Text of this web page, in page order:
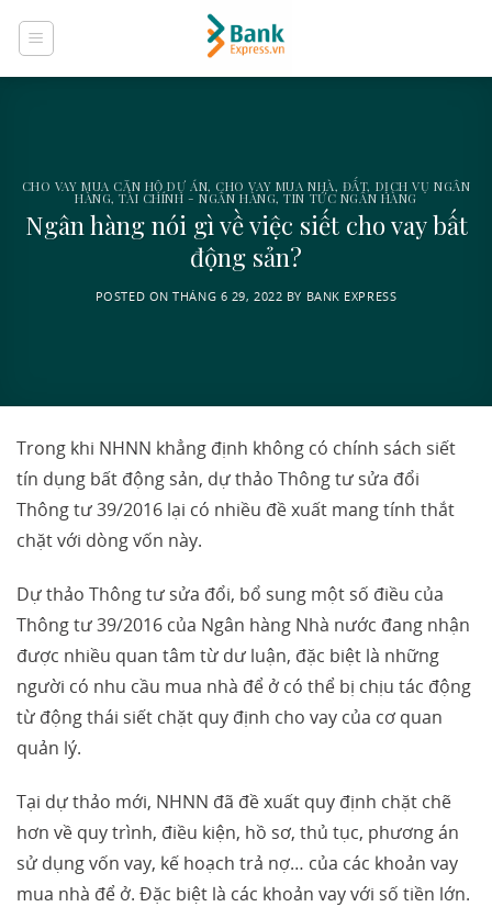
CHO VAY MUA CĂN HỘ DỰ ÁN, CHO VAY MUA NHÀ, ĐẤT, DỊCH VỤ NGÂN
HÀNG,TÀI CHÍNH - NGÂN HÀNG,TIN TỨC NGÂN HÀNG
Ngân hàng nói gì về việc siết cho vay bất
động sản?
POSTED ONTHÁNG 6 29, 2022 BY BANK EXPRESS
Trong khi NHNN khẳng định không có chính sách siết
tín dụng bất động sản, dự thảo Thông tư sửa đổi
Thông tư 39/2016 lại có nhiều đề xuất mang tính thắt
chặt với dòng vốn này.
Dự thảo Thông tư sửa đổi, bổ sung một số điều của
Thông tư 39/2016 của Ngân hàng Nhà nước đang nhận
được nhiều quan tâm từ dư luận, đặc biệt là những
người có nhu cầu mua nhà để ở có thể bị chịu tác động
từ động thái siết chặt quy định cho vay của cơ quan
quản lý.
Tại dự thảo mới, NHNN đã đề xuất quy định chặt chẽ
hơn về quy trình, điều kiện, hồ sơ, thủ tục, phương án
sử dụng vốn vay, kế hoạch trả nợ… của các khoản vay
mua nhà để ở. Đặc biệt là các khoản vay với số tiền lớn.